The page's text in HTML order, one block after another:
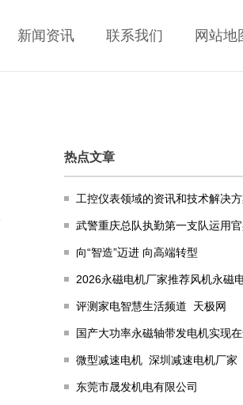
新闻资讯 联系我们 网站地
热点文章
向“智造”迈进 向高端转型
评测家电智慧生活频道_天极网
微型减速电机_深圳减速电机厂家
东莞市晟发机电有限公司